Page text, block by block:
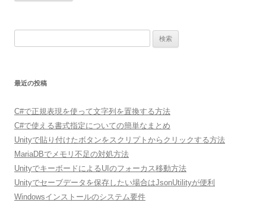
最近の投稿
C#で正規表現を使って文字列を置換する方法
C#で使える書式指定についての簡単なまとめ
Unityで貼り付けたボタンをスクリプトからクリックする方法
MariaDBでメモリ不足の対処方法
UnityでキーボードによるUIのフォーカス移動方法
Unityでセーブデータを保存したい場合はJsonUtilityが便利
Windowsインストールのシステム要件